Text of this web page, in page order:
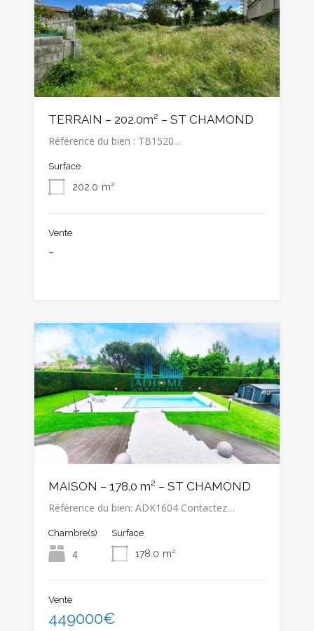
TERRAIN – 202.0m² – ST CHAMOND
Référence du bien : TB1520…
Surface
202.0 m²
Vente
-
MAISON – 178.0 m² – ST CHAMOND
Référence du bien: ADK1604 Contactez…
Chambre(s)
4
Surface
178.0 m²
Vente
449000€